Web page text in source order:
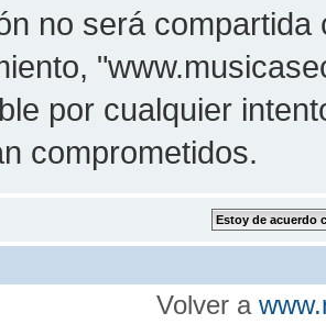
no será
por cualquier
comprometidos.
Volver a